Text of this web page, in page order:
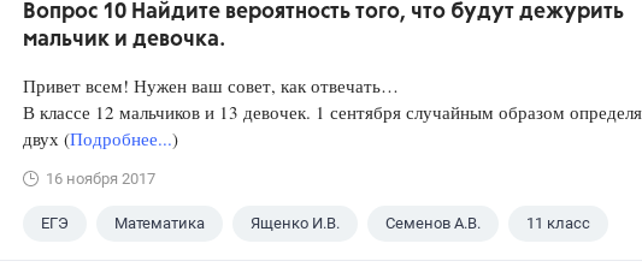
Вопрос 10 Найдите вероятность того, что будут дежурить
мальчик и девочка.
Привет всем! Нужен ваш совет, как отвечать…
В классе 12 мальчиков и 13 девочек. 1 сентября случайным образом
двух (Подробнее...)
16 ноября 2017
ЕГЭ Математика Ященко И.В. Семенов А.В. 11 класс